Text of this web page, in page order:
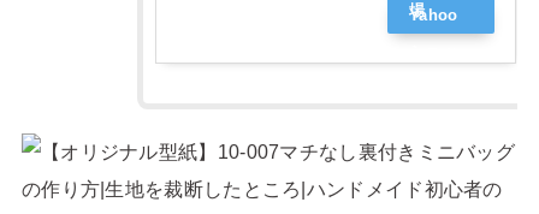
場
Yahoo